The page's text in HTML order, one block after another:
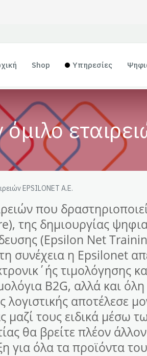
Shop Υπηρεσίες
EPSILONET Α.Ε.
που
της δημιουργίας
(Epsilon Net
συνέχεια η Epsilonet
τιμολόγησης
B2G, αλλά και
αποτέλεσε
μαζί τους ειδικά μέσω
θα βρείτε πλέον
για όλα τα προϊόντα